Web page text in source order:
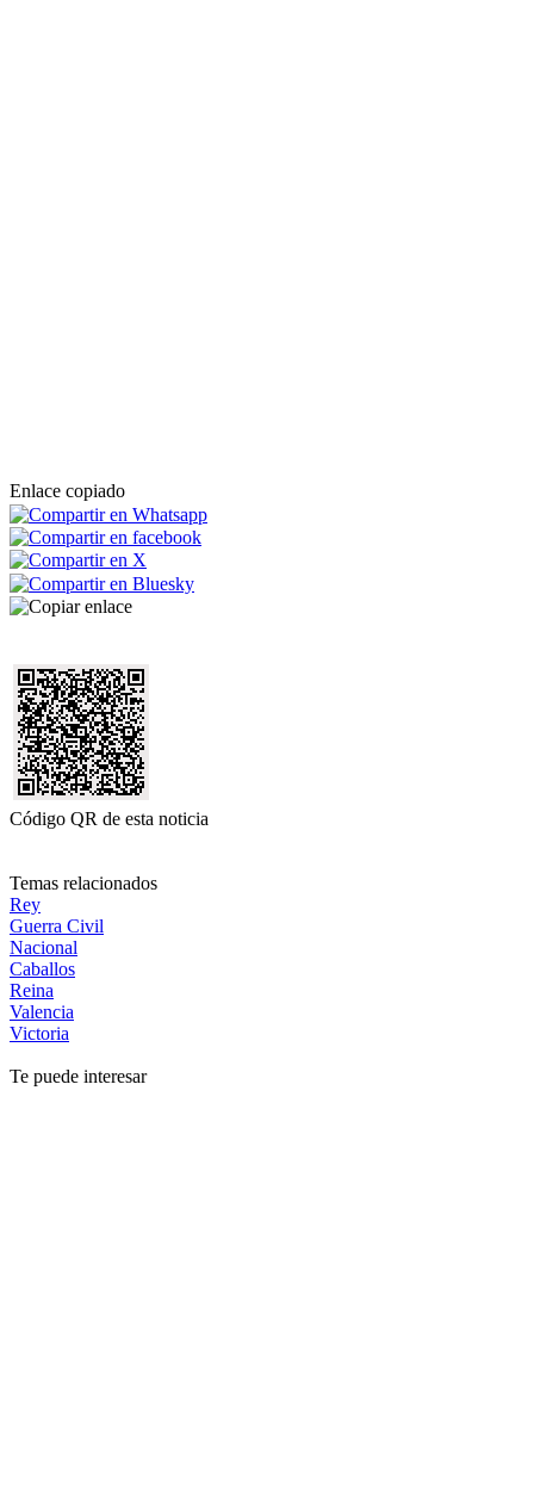
Enlace copiado
Código QR de esta noticia
Temas relacionados
Rey
Guerra Civil
Nacional
Caballos
Reina
Valencia
Victoria
Te puede interesar